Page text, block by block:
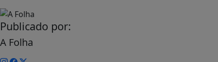
Publicado por:
A Folha